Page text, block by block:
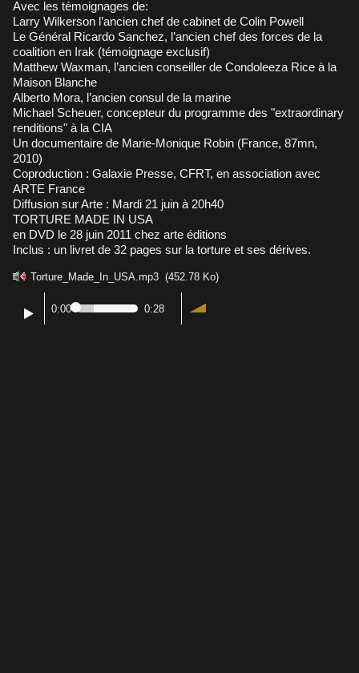
Avec les témoignages de:
Larry Wilkerson l’ancien chef de cabinet de Colin Powell
Le Général Ricardo Sanchez, l’ancien chef des forces de la
coalition en Irak (témoignage exclusif)
Matthew Waxman, l’ancien conseiller de Condoleeza Rice à la
Maison Blanche
Alberto Mora, l’ancien consul de la marine
Michael Scheuer, concepteur du programme des "extraordinary
renditions" à la CIA
Un documentaire de Marie-Monique Robin (France, 87mn,
2010)
Coproduction : Galaxie Presse, CFRT, en association avec
ARTE France
Diffusion sur Arte : Mardi 21 juin à 20h40
TORTURE MADE IN USA
en DVD le 28 juin 2011 chez arte éditions
Inclus : un livret de 32 pages sur la torture et ses dérives.
Torture_Made_In_USA.mp3 (452.78 Ko)
0:00 0:28